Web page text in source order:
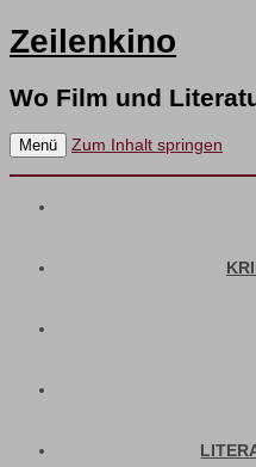
Zeilenkino
Wo Film und
Menü Zum Inhalt springen